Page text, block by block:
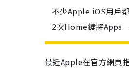
不少Apple iOS用戶
2次Home鍵將Apps
最近Apple在官方網頁